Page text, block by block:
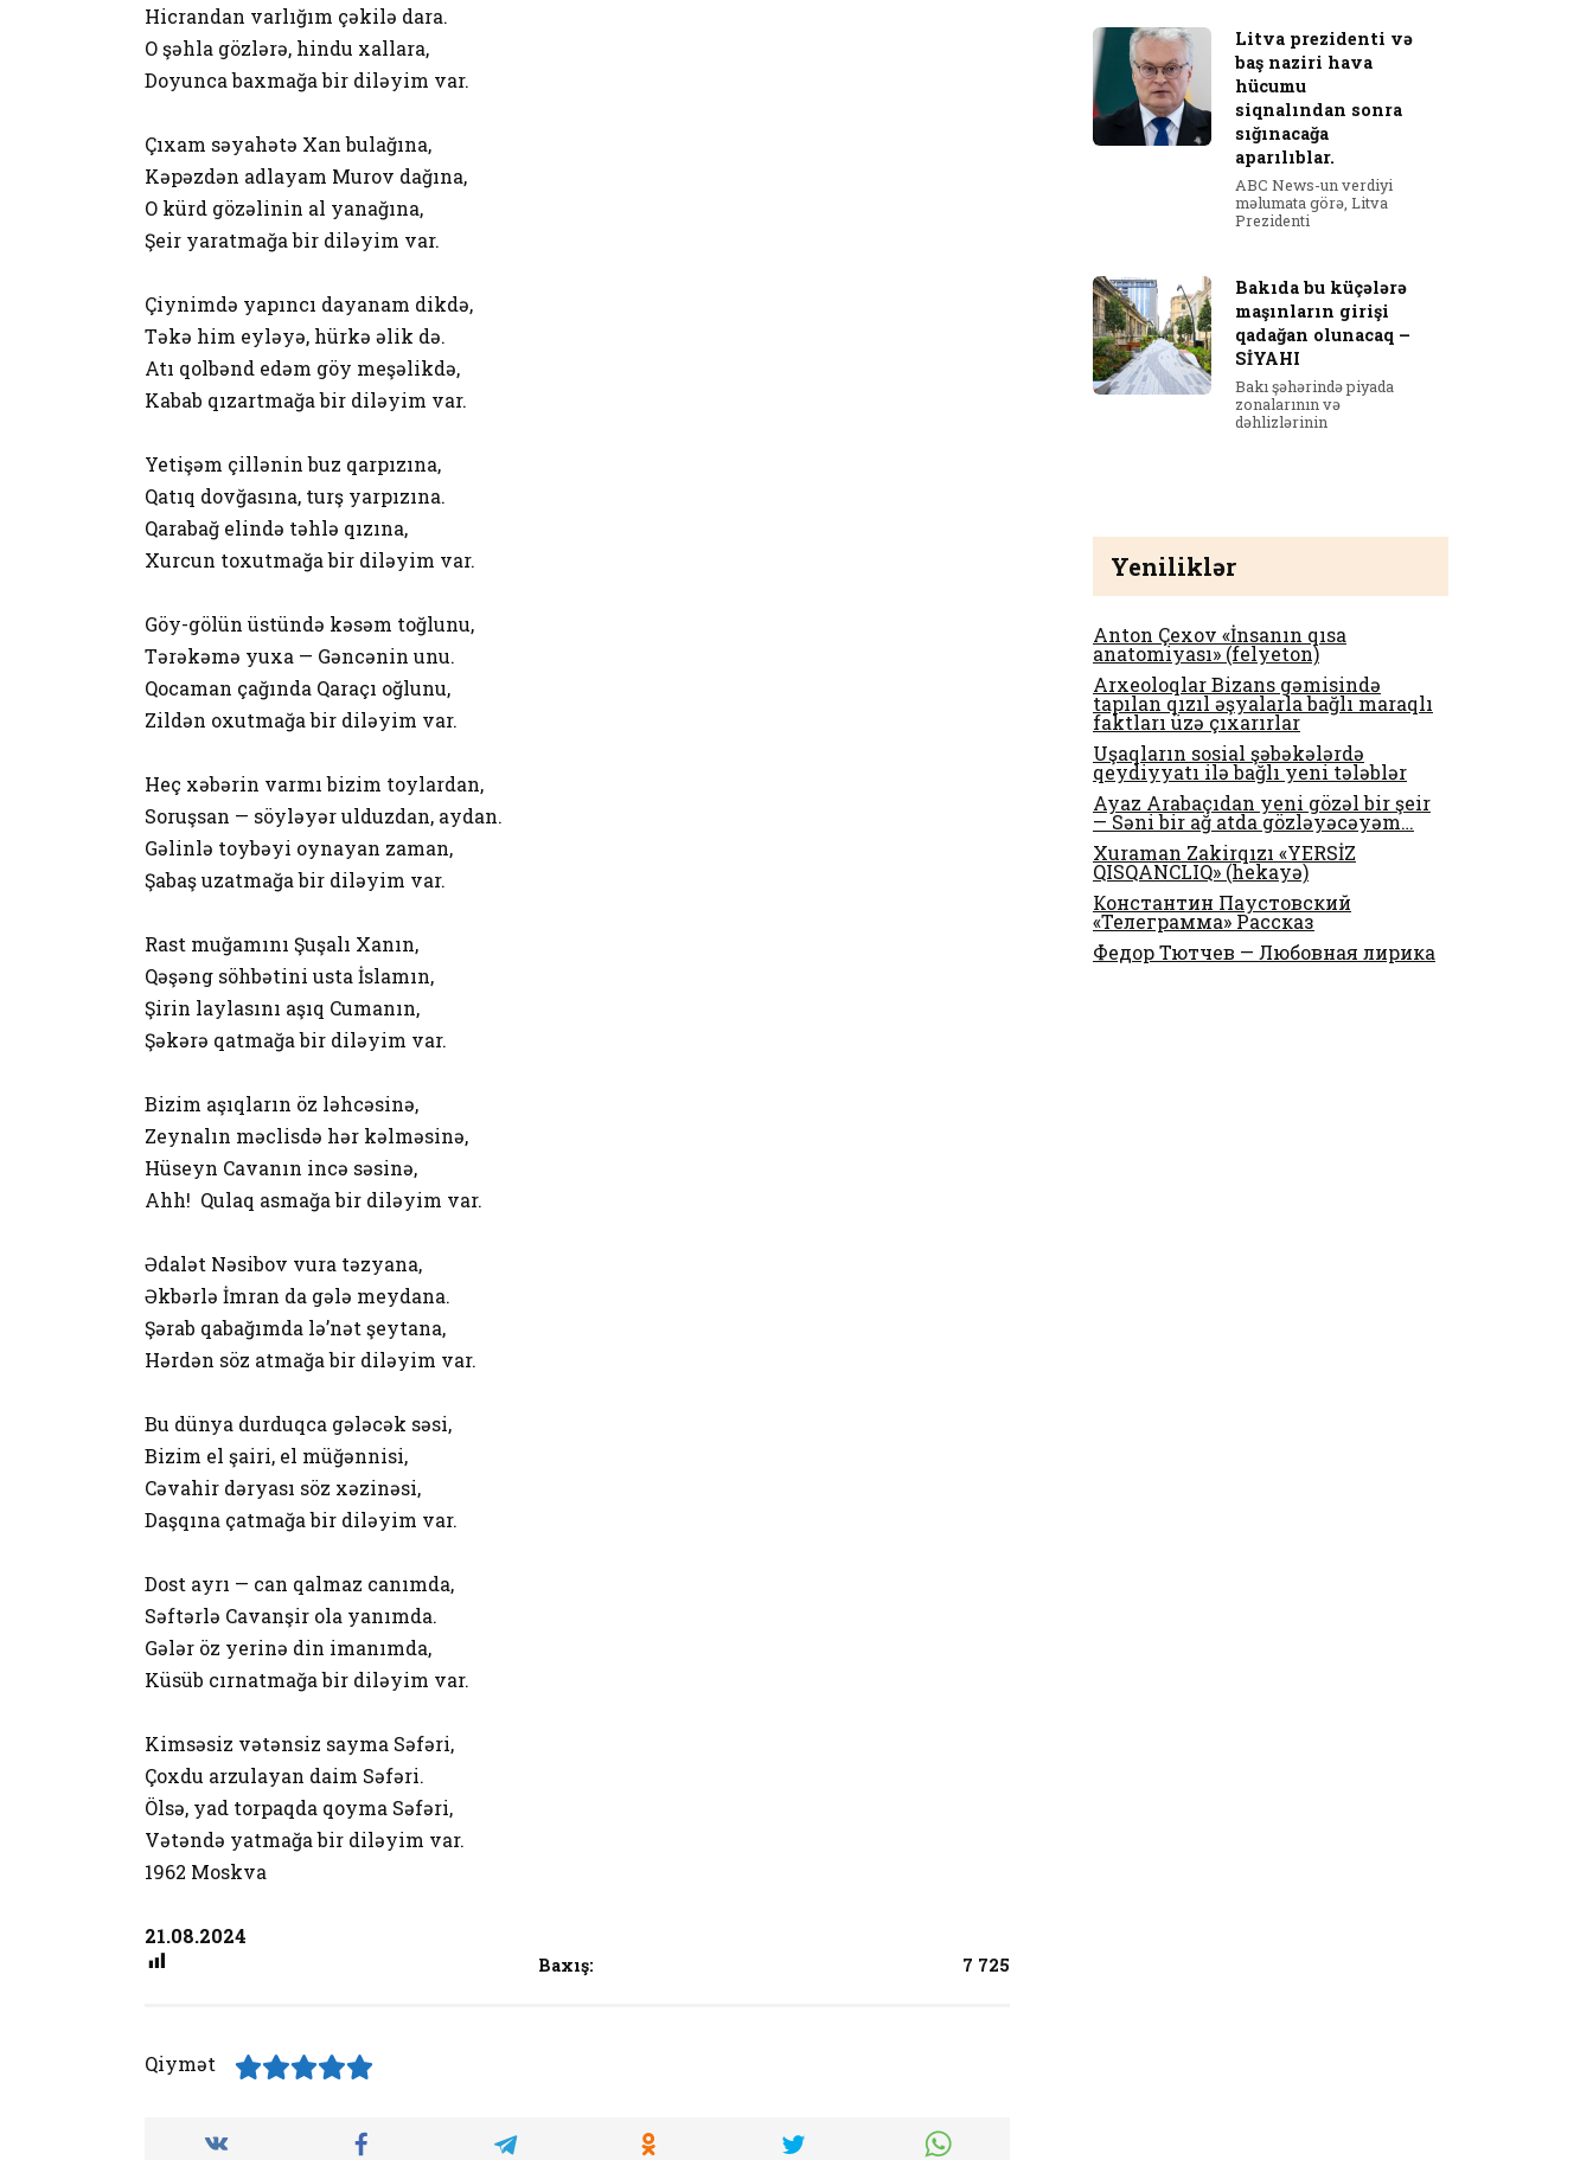
Hicrandan varlığım çəkilə dara.
O şəhla gözlərə, hindu xallara,
Doyunca baxmağa bir diləyim var.
Çıxam səyahətə Xan bulağına,
Kəpəzdən adlayam Murov dağına,
O kürd gözəlinin al yanağına,
Şeir yaratmağa bir diləyim var.
Çiynimdə yapıncı dayanam dikdə,
Təkə him eyləyə, hürkə əlik də.
Atı qolbənd edəm göy meşəlikdə,
Kabab qızartmağa bir diləyim var.
Yetişəm çillənin buz qarpızına,
Qatıq dovğasına, turş yarpızına.
Qarabağ elində təhlə qızına,
Xurcun toxutmağa bir diləyim var.
Göy-gölün üstündə kəsəm toğlunu,
Tərəkəmə yuxa — Gəncənin unu.
Qocaman çağında Qaraçı oğlunu,
Zildən oxutmağa bir diləyim var.
Heç xəbərin varmı bizim toylardan,
Soruşsan — söyləyər ulduzdan, aydan.
Gəlinlə toybəyi oynayan zaman,
Şabaş uzatmağa bir diləyim var.
Rast muğamını Şuşalı Xanın,
Qəşəng söhbətini usta İslamın,
Şirin laylasını aşıq Cumanın,
Şəkərə qatmağa bir diləyim var.
Bizim aşıqların öz ləhcəsinə,
Zeynalın məclisdə hər kəlməsinə,
Hüseyn Cavanın incə səsinə,
Ahh! Qulaq asmağa bir diləyim var.
Ədalət Nəsibov vura təzyana,
Əkbərlə İmran da gələ meydana.
Şərab qabağımda lə’nət şeytana,
Hərdən söz atmağa bir diləyim var.
Bu dünya durduqca gələcək səsi,
Bizim el şairi, el müğənnisi,
Cəvahir dəryası söz xəzinəsi,
Daşqına çatmağa bir diləyim var.
Dost ayrı — can qalmaz canımda,
Səftərlə Cavanşir ola yanımda.
Gələr öz yerinə din imanımda,
Küsüb cırnatmağa bir diləyim var.
Kimsəsiz vətənsiz sayma Səfəri,
Çoxdu arzulayan daim Səfəri.
Ölsə, yad torpaqda qoyma Səfəri,
Vətəndə yatmağa bir diləyim var.
1962 Moskva
21.08.2024
Baxış: 7 725
Qiymət
Litva prezidenti və
baş naziri hava
hücumu
siqnalından sonra
sığınacağa
aparılıblar.
ABC News-un verdiyi
məlumata görə, Litva
Prezidenti
Bakıda bu küçələrə
maşınların girişi
qadağan olunacaq –
SİYAHI
Bakı şəhərində piyada
zonalarının və
dəhlizlərinin
Yeniliklər
Anton Çexov «İnsanın qısa
anatomiyası» (felyeton)
Arxeoloqlar Bizans gəmisində
tapılan qızıl əşyalarla bağlı maraqlı
faktları üzə çıxarırlar
Uşaqların sosial şəbəkələrdə
qeydiyyatı ilə bağlı yeni tələblər
Ayaz Arabaçıdan yeni gözəl bir şeir
— Səni bir ağ atda gözləyəcəyəm…
Xuraman Zakirqızı «YERSİZ
QISQANCLIQ» (hekayə)
Константин Паустовский
«Телеграмма» Рассказ
Федор Тютчев — Любовная лирика